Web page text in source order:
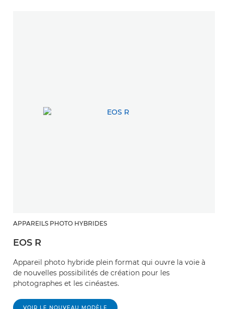
APPAREILS PHOTO HYBRIDES
EOS R
Appareil photo hybride plein format qui ouvre la voie à
de nouvelles possibilités de création pour les
photographes et les cinéastes.